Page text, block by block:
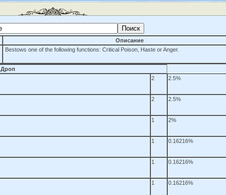
Описание
Bestows one of the following functions: Critical Poison, Haste or Anger.
Дроп
2 2.5%
2 2.5%
1 2%
1 0.16216%
1 0.16216%
1 0.16216%